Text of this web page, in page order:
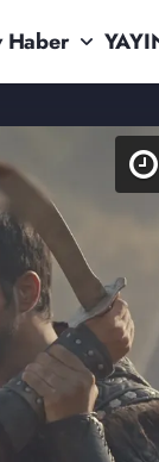
Haber